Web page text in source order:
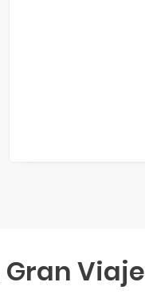
Gran Viaje